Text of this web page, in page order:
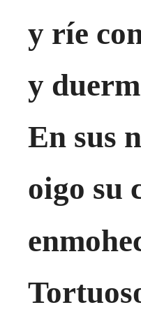
y ríe
y
En sus
oigo su